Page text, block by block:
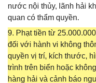
nước nội thủy, lãnh hải
quan có thẩm quyền.
9. Phạt tiền từ
đối với hành vi không
quyền vị trí, kích thước,
trình trên biển hoặc
hàng hải và cảnh báo